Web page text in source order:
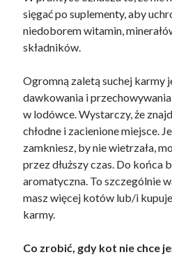
July 2020
June 2020
May 2020
January 2020
September 2019
August 2019
July 2019
June 2019
May 2019
January 2019
December 2018
November 2018
September 2018
sięgać po suplementy, aby
niedoborem witamin,
składników.
Ogromną zaletą suchej karmy
dawkowania i
w lodówce. Wystarczy, że
chłodne i zacienione miejsce.
zamkniesz, by nie wietrzała,
przez dłuższy czas. Do końca
aromatyczna. To szczególnie
masz więcej kotów lub/i
karmy.
Co zrobić, gdy kot nie chce